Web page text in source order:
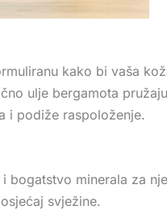
kako bi vaša
ulje bergamota
i podiže raspoloženje.
bogatstvo minerala za
svježine.